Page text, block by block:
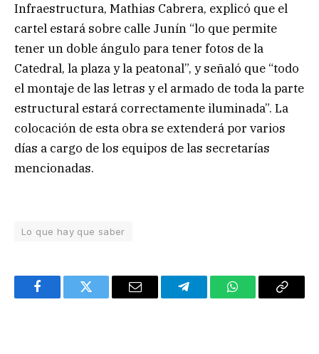
Infraestructura, Mathias Cabrera, explicó que el
cartel estará sobre calle Junín “lo que permite
tener un doble ángulo para tener fotos de la
Catedral, la plaza y la peatonal”, y señaló que “todo
el montaje de las letras y el armado de toda la parte
estructural estará correctamente iluminada”. La
colocación de esta obra se extenderá por varios
días a cargo de los equipos de las secretarías
mencionadas.
Lo que hay que saber
FacebookTwitter Email TelegramWhatsAppCopy